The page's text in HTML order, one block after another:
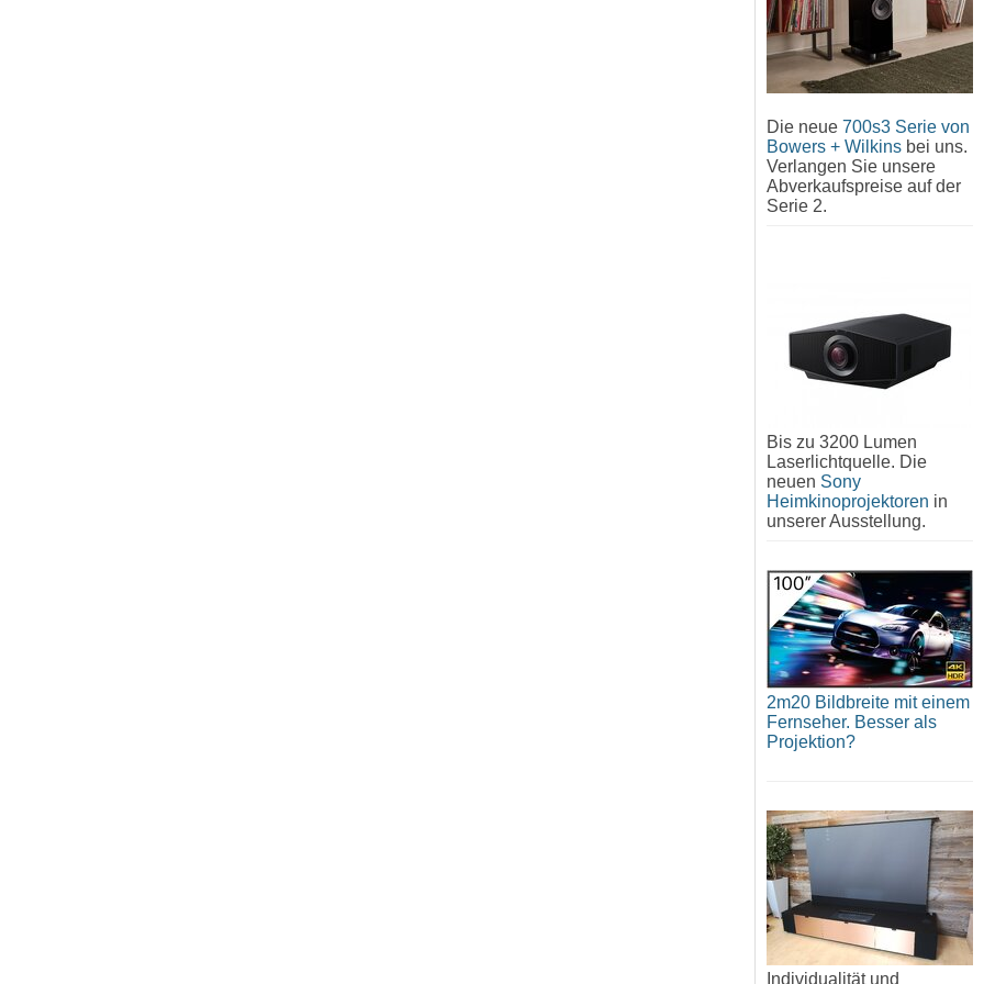
Die neue 700s3 Serie von
Bowers + Wilkins bei uns.
Verlangen Sie unsere
Abverkaufspreise auf der
Serie 2.
Bis zu 3200 Lumen
Laserlichtquelle. Die
neuen Sony
Heimkinoprojektoren in
unserer Ausstellung.
2m20 Bildbreite mit einem
Fernseher. Besser als
Projektion?
Individualität und